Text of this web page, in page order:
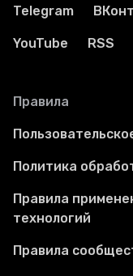
Telegram
YouTube RSS
Правила
Политика
Правила
технологий
Правила